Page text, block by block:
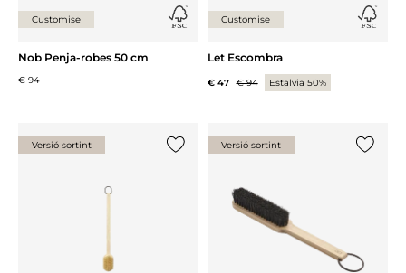
Customise
Nob Penja-robes 50 cm
€ 94
Customise
Let Escombra
€ 47 € 94 Estalvia 50%
Versió sortint Versió sortint